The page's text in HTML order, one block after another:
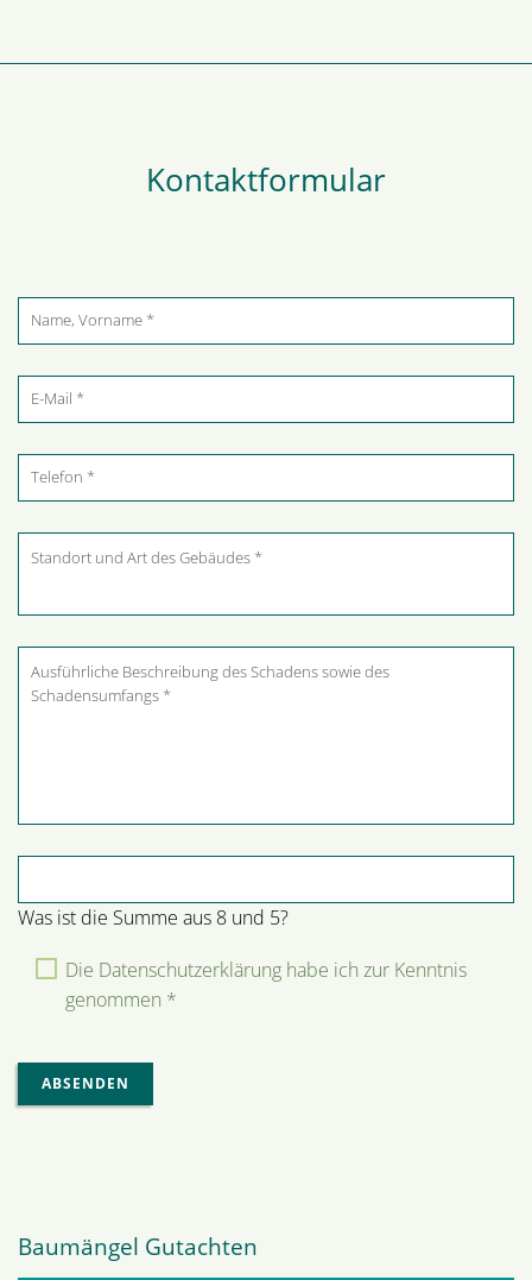
Kontaktformular
Was ist die Summe aus 8 und 5?
Die Datenschutzerklärung habe ich zur Kenntnis
genommen *
ABSENDEN
Baumängel Gutachten